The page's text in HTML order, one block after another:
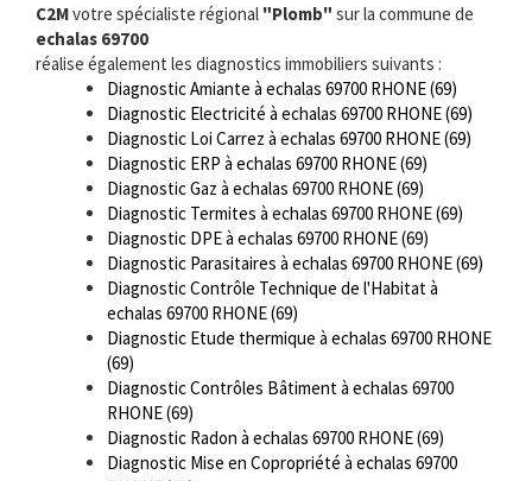
C2Mvotre spécialiste régional "Plomb" sur la commune de
echalas 69700
réalise également les diagnostics immobiliers suivants :
Diagnostic Amiante à echalas 69700 RHONE (69)
Diagnostic Electricité à echalas 69700 RHONE (69)
Diagnostic Loi Carrez à echalas 69700 RHONE (69)
Diagnostic ERP à echalas 69700 RHONE (69)
Diagnostic Gaz à echalas 69700 RHONE (69)
Diagnostic Termites à echalas 69700 RHONE (69)
Diagnostic DPE à echalas 69700 RHONE (69)
Diagnostic Parasitaires à echalas 69700 RHONE (69)
Diagnostic Contrôle Technique de l'Habitat à
echalas 69700 RHONE (69)
Diagnostic Etude thermique à echalas 69700 RHONE
(69)
Diagnostic Contrôles Bâtiment à echalas 69700
RHONE (69)
Diagnostic Radon à echalas 69700 RHONE (69)
Diagnostic Mise en Copropriété à echalas 69700